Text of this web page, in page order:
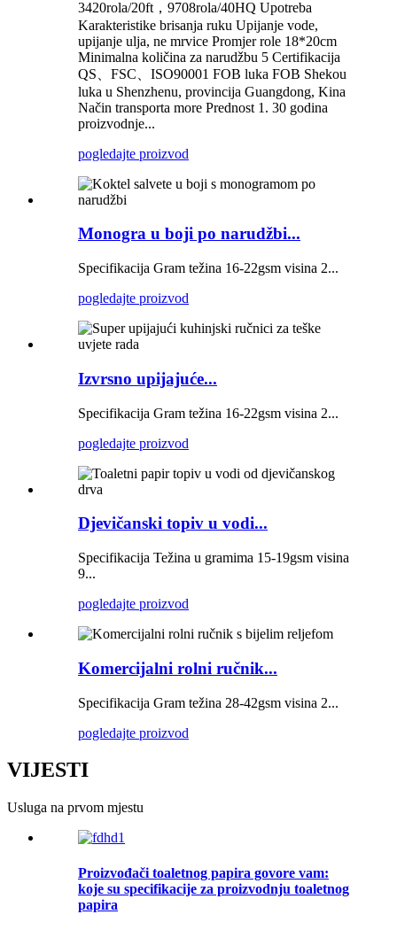
3420rola/20ft，9708rola/40HQ Upotreba
Karakteristike brisanja ruku Upijanje vode,
upijanje ulja, ne mrvice Promjer role 18*20cm
Minimalna količina za narudžbu 5 Certifikacija
QS、FSC、ISO90001 FOB luka FOB Shekou
luka u Shenzhenu, provincija Guangdong, Kina
Način transporta more Prednost 1. 30 godina
proizvodnje...
pogledajte proizvod
Monogra u boji po narudžbi...
Specifikacija Gram težina 16-22gsm visina 2...
pogledajte proizvod
Izvrsno upijajuće...
Specifikacija Gram težina 16-22gsm visina 2...
pogledajte proizvod
Djevičanski topiv u vodi...
Specifikacija Težina u gramima 15-19gsm visina
9...
pogledajte proizvod
Komercijalni rolni ručnik...
Specifikacija Gram težina 28-42gsm visina 2...
pogledajte proizvod
VIJESTI
Usluga na prvom mjestu
Proizvođači toaletnog papira govore vam:
koje su specifikacije za proizvodnju toaletnog
papira